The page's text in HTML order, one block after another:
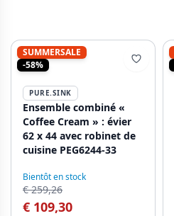
SUMMERSALE
-58%
PURE.SINK
Ensemble combiné «
Coffee Cream » : évier
62 x 44 avec robinet de
cuisine PEG6244-33
Bientôt en stock
€ 259,26
€ 109,30